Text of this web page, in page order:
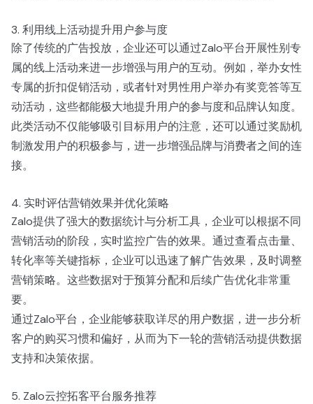
3. 利用线上活动提升用户参与度
除了传统的广告投放，企业还可以通过Zalo平台开展性别专
属的线上活动来进一步增强与用户的互动。例如，举办女性
专属的折扣促销活动，或者针对男性用户举办有奖竞答等互
动活动，这些都能极大地提升用户的参与度和品牌认知度。
此类活动不仅能够吸引目标用户的注意，还可以通过奖励机
制激发用户的积极参与，进一步增强品牌与消费者之间的连
接。
4. 实时评估营销效果并优化策略
Zalo提供了强大的数据统计与分析工具，企业可以根据不同
营销活动的阶段，实时监控广告的效果。通过查看点击量、
转化率等关键指标，企业可以迅速了解广告效果，及时调整
营销策略。这些数据对于预算分配和后续广告优化非常重
要。
通过Zalo平台，企业能够获取详尽的用户数据，进一步分析
客户的购买习惯和偏好，从而为下一轮的营销活动提供数据
支持和决策依据。
5. Zalo云控拓客平台服务推荐